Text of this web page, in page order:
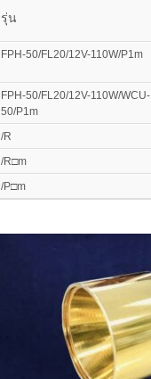
รุ่น
FPH-50/FL20/12V-110W/P1m
FPH-50/FL20/12V-110W/WCU-
50/P1m
/R
/R□m
/P□m